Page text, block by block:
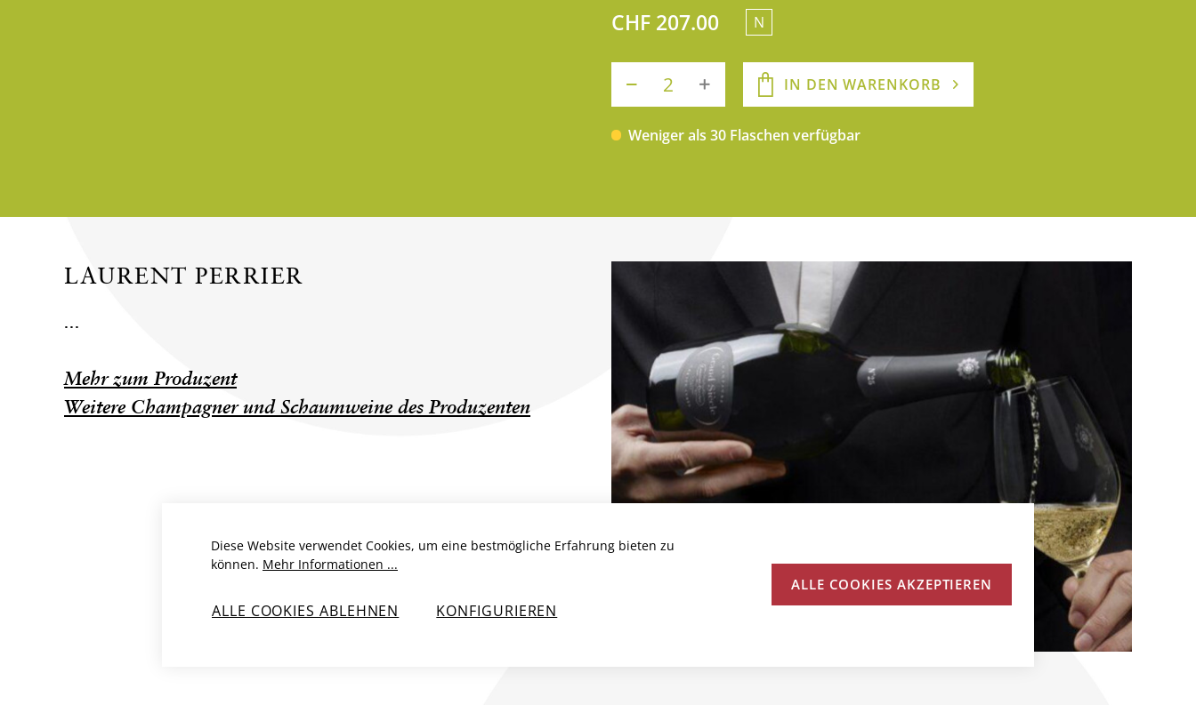
CHF 207.00 N
IN DEN WARENKORB
Weniger als 30 Flaschen verfügbar
LAURENT PERRIER
...
Mehr zum Produzent
Weitere Champagner und Schaumweine des Produzenten
Diese Website verwendet Cookies, um eine bestmögliche Erfahrung bieten zu
können. Mehr Informationen ...
ALLE COOKIES ABLEHNEN KONFIGURIEREN
ALLE COOKIES AKZEPTIEREN